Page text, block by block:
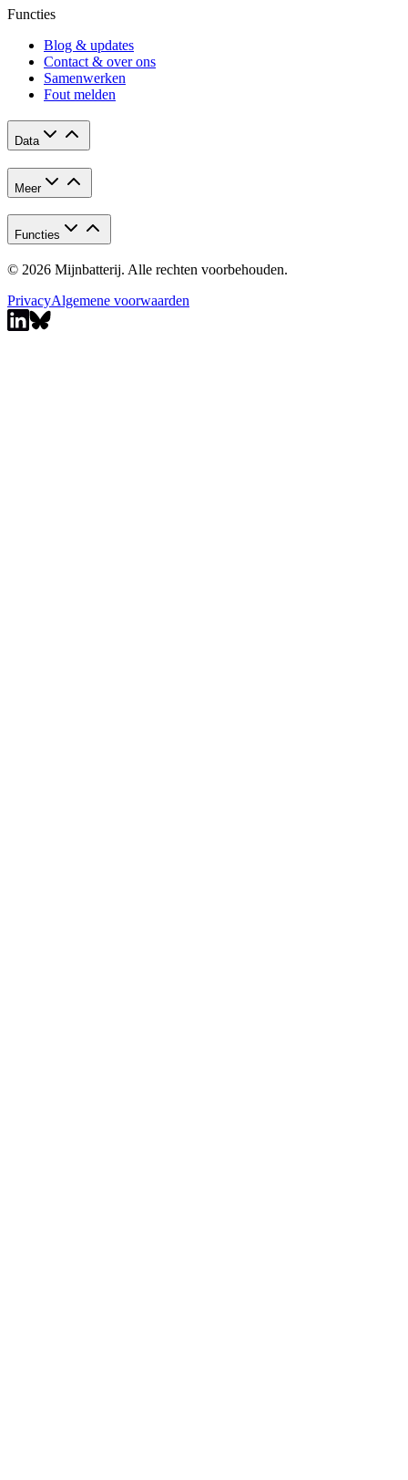
Functies
Blog & updates
Contact & over ons
Samenwerken
Fout melden
Data
Meer
Functies
© 2026 Mijnbatterij. Alle rechten voorbehouden.
PrivacyAlgemene voorwaarden